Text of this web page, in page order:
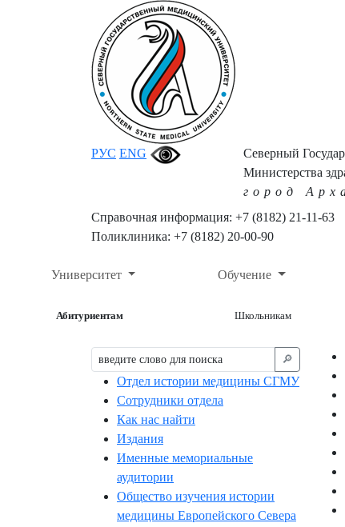
РУС ENG
Северный
Министерства
город
Справочная информация: +7 (8182) 21-11-63
Поликлиника: +7 (8182) 20-00-90
Университет Обучение
Абитуриентам Школьникам
🔎︎
Отдел истории медицины СГМУ
Сотрудники отдела
Как нас найти
Издания
Именные мемориальные
аудитории
Общество изучения истории
медицины Европейского Севера